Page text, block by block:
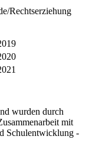
Rechtserziehung
wurden durch
mit
Schulentwicklung -